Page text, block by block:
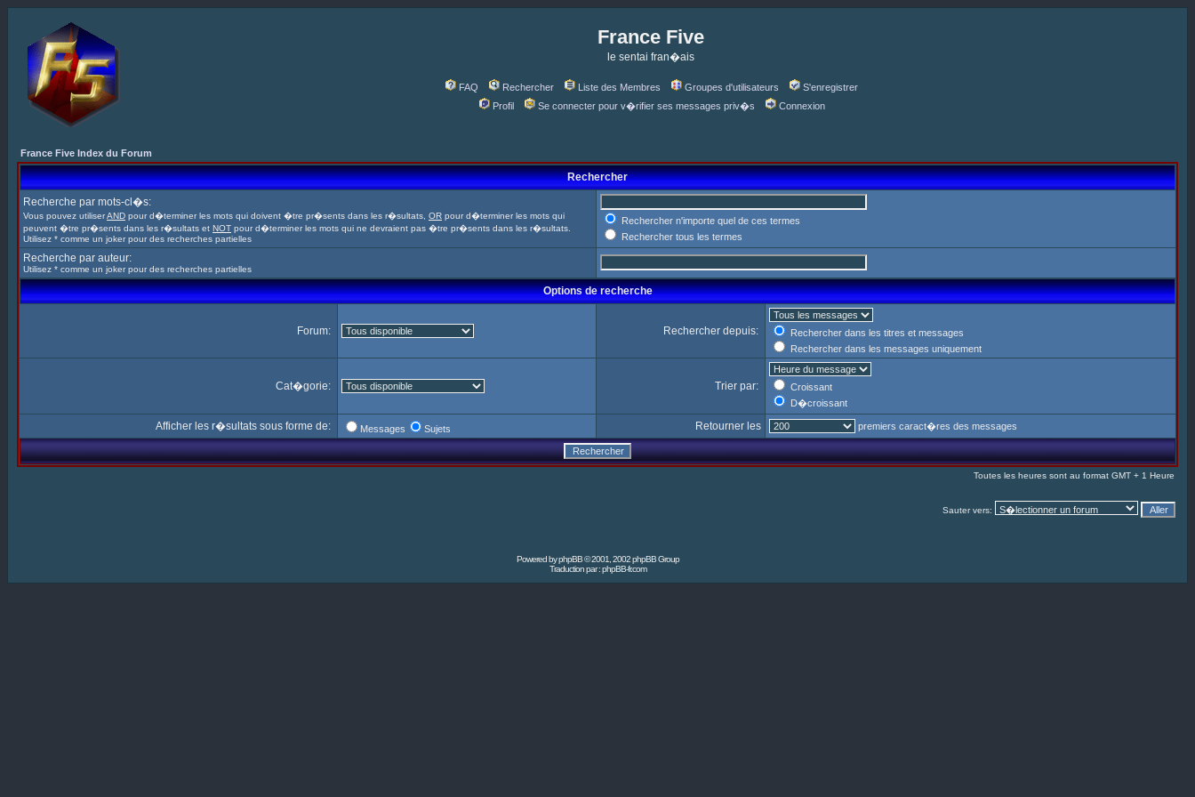
France Five
le sentai fran�ais
FAQ Rechercher Liste des Membres Groupes d'utilisateurs
S'enregistrer
Profil
Se connecter pour v�rifier ses messages priv�s Connexion
France Five Index du Forum
Rechercher
Recherche par mots-cl�s:
Vous pouvez utiliserAND pour d�terminer les mots qui doivent �tre pr�sents dans les r�sultats, OR pour d�terminer les mots qui
peuvent �tre pr�sents dans les r�sultats et NOT pour d�terminer les mots qui ne devraient pas �tre pr�sents dans les r�sultats.
Utilisez * comme un joker pour des recherches partielles
Rechercher n'importe quel de ces termes
Rechercher tous les termes
Recherche par auteur:
Utilisez * comme un joker pour des recherches partielles
Options de recherche
Forum: Rechercher depuis:
Rechercher dans les titres et messages
Rechercher dans les messages uniquement
Cat�gorie: Trier par:
Croissant
D�croissant
Afficher les r�sultats sous forme de: Messages Sujets Retourner les premiers caract�res des messages
Toutes les heures sont au format GMT + 1 Heure
Sauter vers:
Powered byphpBB© 2001, 2002 phpBB Group
Traduction par :phpBB-fr.com